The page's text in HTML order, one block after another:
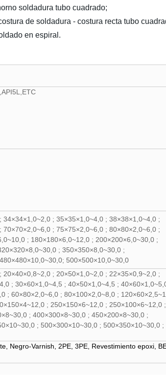
soldadura tubo cuadrado;
de soldadura - costura recta tubo
en espiral.
; 35×35×1,0~4,0 ; 38×38×1,0~4,0 ;
; 75×75×2,0~6,0 ; 80×80×2,0~6,0 ;
; 180×180×6,0~12,0 ; 200×200×6,0~30,0 ;
; 350×350×8,0~30,0 ;
500×500×10,0~30,0
; 20×50×1,0~2,0 ; 22×35×0,9~2,0 ;
; 30×60×1,0~4,5 ; 40×50×1,0~4,5 ;
; 60×80×2,0~6,0 ; 80×100×2,0~8,0 ;
; 250×150×6~12,0 ; 250×100×6~12,0 ;
; 400×300×8~30,0 ; 450×200×8~30,0 ;
; 500×300×10~30,0 ; 500×350×10~30,0 ;
Negro-Varnish, 2PE, 3PE, Revestimiento epoxi,